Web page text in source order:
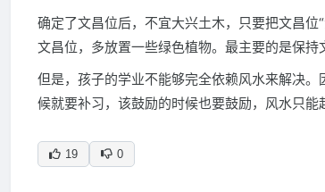
确定了文昌位后，不宜大兴土木，只要把文昌
文昌位，多放置一些绿色植物。最主要的是保持
但是，孩子的学业不能够完全依赖风水来解决
候就要补习，该鼓励的时候也要鼓励，风水只能
19 0